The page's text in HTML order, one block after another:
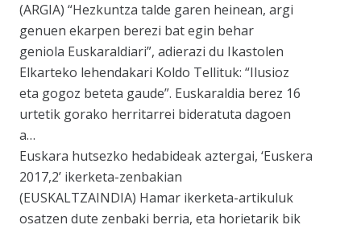
(ARGIA) “Hezkuntza talde garen heinean, argi
genuen ekarpen berezi bat egin behar
geniola Euskaraldiari”, adierazi du Ikastolen
Elkarteko lehendakari Koldo Tellituk: “Ilusioz
eta gogoz beteta gaude”. Euskaraldia berez 16
urtetik gorako herritarrei bideratuta dagoen
a…
Euskara hutsezko hedabideak aztergai, ‘Euskera
2017,2’ ikerketa-zenbakian
(EUSKALTZAINDIA) Hamar ikerketa-artikuluk
osatzen dute zenbaki berria, eta horietarik bik